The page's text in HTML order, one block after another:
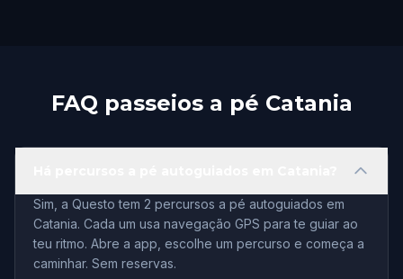
FAQ passeios a pé Catania
Sim, a Questo tem 2 percursos a pé autoguiados em
Catania. Cada um usa navegação GPS para te guiar ao
teu ritmo. Abre a app, escolhe um percurso e começa a
caminhar. Sem reservas.